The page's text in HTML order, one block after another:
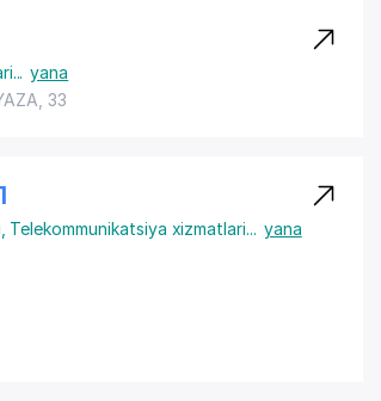
... yana
, 33
Telekommunikatsiya xizmatlari... yana